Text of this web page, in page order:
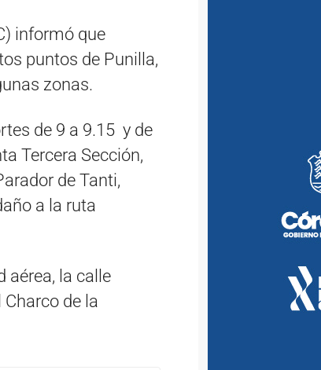
informó que
puntos de Punilla,
zonas.
de 9 a 9.15 y de
Tercera Sección,
de Tanti,
a la ruta
aérea, la calle
de la